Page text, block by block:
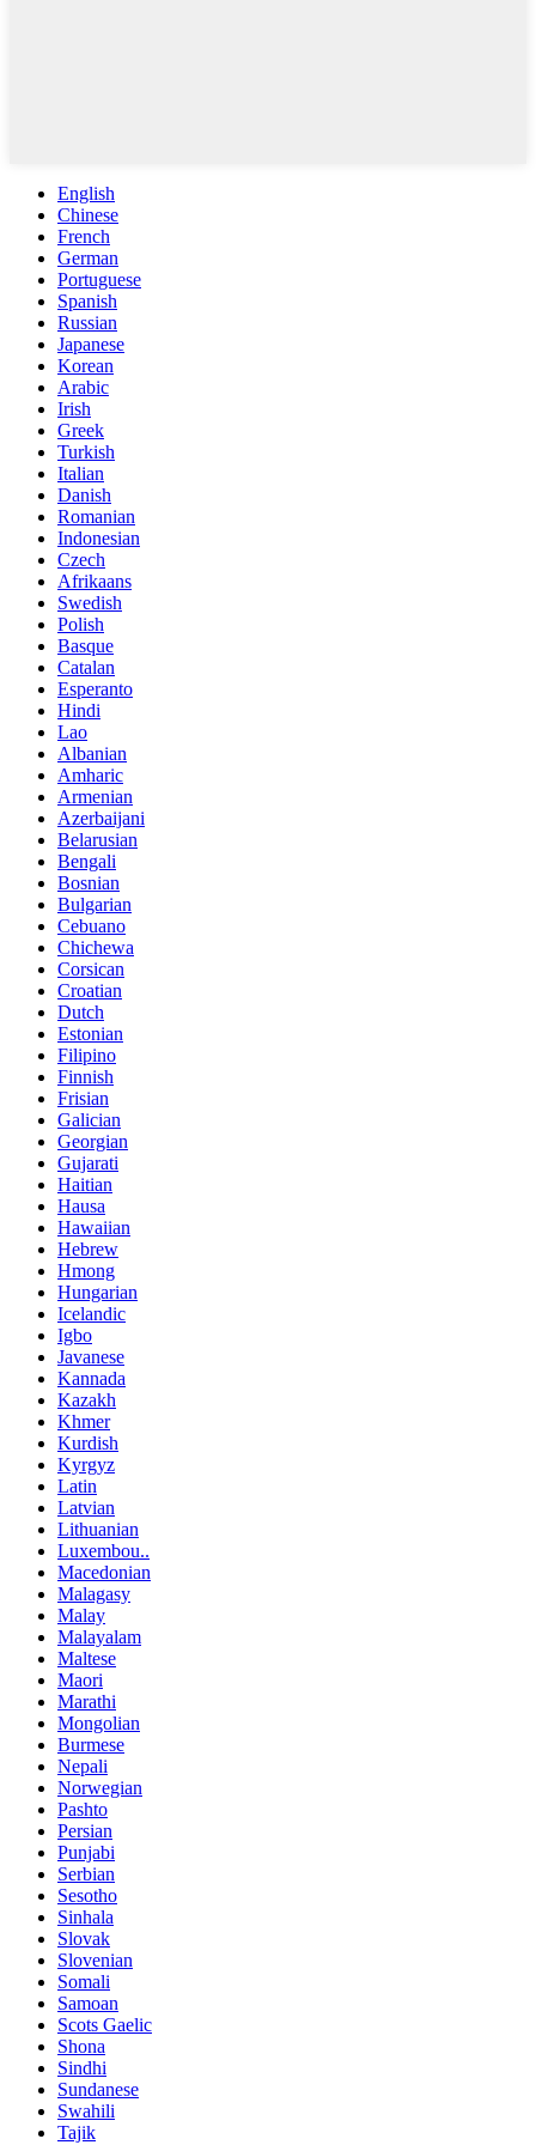
English
Chinese
French
German
Portuguese
Spanish
Russian
Japanese
Korean
Arabic
Irish
Greek
Turkish
Italian
Danish
Romanian
Indonesian
Czech
Afrikaans
Swedish
Polish
Basque
Catalan
Esperanto
Hindi
Lao
Albanian
Amharic
Armenian
Azerbaijani
Belarusian
Bengali
Bosnian
Bulgarian
Cebuano
Chichewa
Corsican
Croatian
Dutch
Estonian
Filipino
Finnish
Frisian
Galician
Georgian
Gujarati
Haitian
Hausa
Hawaiian
Hebrew
Hmong
Hungarian
Icelandic
Igbo
Javanese
Kannada
Kazakh
Khmer
Kurdish
Kyrgyz
Latin
Latvian
Lithuanian
Luxembou..
Macedonian
Malagasy
Malay
Malayalam
Maltese
Maori
Marathi
Mongolian
Burmese
Nepali
Norwegian
Pashto
Persian
Punjabi
Serbian
Sesotho
Sinhala
Slovak
Slovenian
Somali
Samoan
Scots Gaelic
Shona
Sindhi
Sundanese
Swahili
Tajik